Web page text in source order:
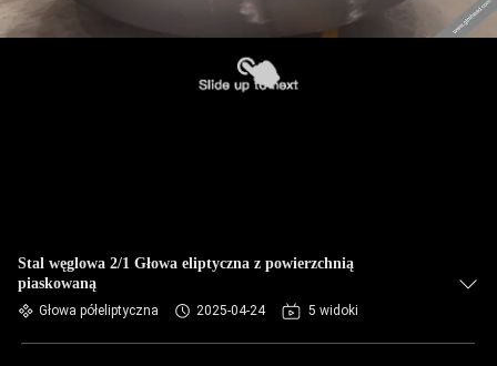
Stal węglowa 2/1 Głowa eliptyczna z powierzchnią
piaskowaną
Głowa półeliptyczna 2025-04-24 5 widoki